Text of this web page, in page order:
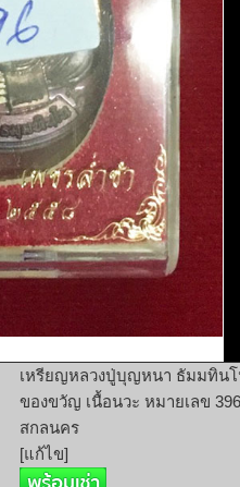
เหรียญหลวงปู่บุญหนา ธัมมทินโ
ของขวัญ เนื้อนวะ หมายเลข
สกลนคร
[แก้ไข]